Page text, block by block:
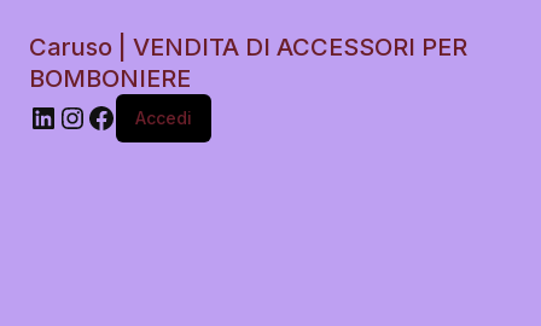
Caruso | VENDITA DI ACCESSORI PER
BOMBONIERE
Accedi